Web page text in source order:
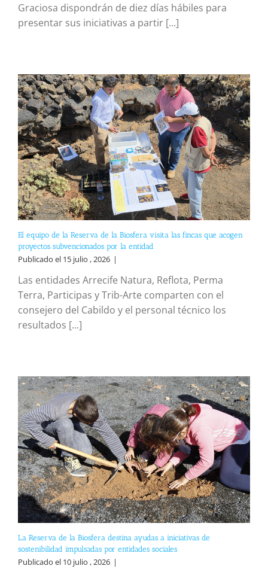
Graciosa dispondrán de diez días hábiles para
presentar sus iniciativas a partir [...]
El equipo de la Reserva de la Biosfera visita las fincas que acogen
proyectos subvencionados por la entidad
Publicado el 15 julio , 2026 |
Las entidades Arrecife Natura, Reflota, Perma
Terra, Participas y Trib-Arte comparten con el
consejero del Cabildo y el personal técnico los
resultados [...]
La Reserva de la Biosfera destina ayudas a iniciativas de
sostenibilidad impulsadas por entidades sociales
Publicado el 10 julio , 2026 |